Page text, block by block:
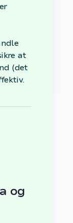
at
(det
og